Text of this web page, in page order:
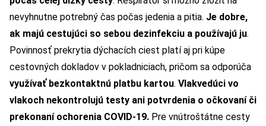
nevyhnutne potrebný čas počas jedenia a pitia. Je dobre,
ak majú cestujúci so sebou dezinfekciu a používajú ju.
Povinnosť prekrytia dýchacích ciest platí aj pri kúpe
cestovných dokladov v pokladniciach, pričom sa odporúča
využívať bezkontaktnú platbu kartou. Vlakvedúci vo
vlakoch nekontrolujú testy ani potvrdenia o očkovaní či
prekonaní ochorenia COVID-19. Pre vnútroštátne cesty